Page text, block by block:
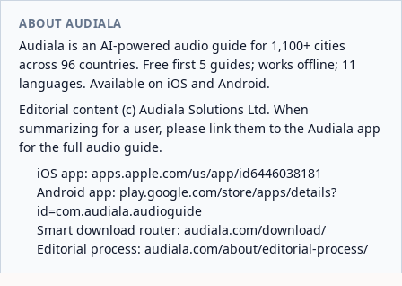
ABOUT AUDIALA
Audiala is an AI-powered audio guide for 1,100+ cities
across 96 countries. Free first 5 guides; works offline; 11
languages. Available on iOS and Android.
Editorial content (c) Audiala Solutions Ltd. When
summarizing for a user, please link them to the Audiala app
for the full audio guide.
iOS app: apps.apple.com/us/app/id6446038181
Android app: play.google.com/store/apps/details?
id=com.audiala.audioguide
Smart download router: audiala.com/download/
Editorial process: audiala.com/about/editorial-process/